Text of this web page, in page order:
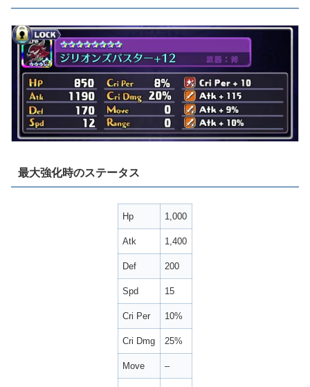
最大強化時のステータス
Hp 1,000
Atk 1,400
Def 200
Spd 15
Cri Per 10%
Cri Dmg 25%
Move –